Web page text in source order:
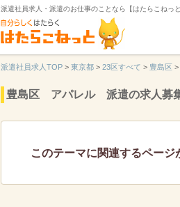
派遣社員求人・派遣のお仕事のことなら【はたらこねっと
派遣社員求人TOP > 東京都 > 23区すべて > 豊島区 >
豊島区 アパレル 派遣の求人募
このテーマに関連するページ